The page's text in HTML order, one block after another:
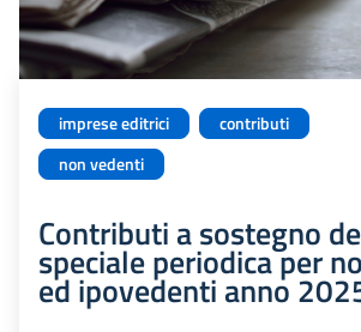
imprese editrici
contributi
non vedenti
Contributi a sostegno
speciale periodica per
ed ipovedenti anno